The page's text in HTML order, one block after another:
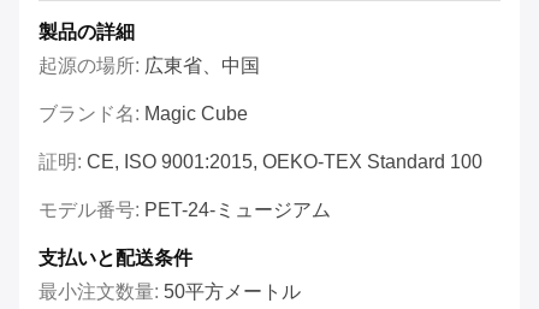
製品の詳細
起源の場所: 広東省、中国
ブランド名: Magic Cube
証明: CE, ISO 9001:2015, OEKO-TEX Standard 100
モデル番号: PET-24-ミュージアム
支払いと配送条件
最小注文数量: 50平方メートル